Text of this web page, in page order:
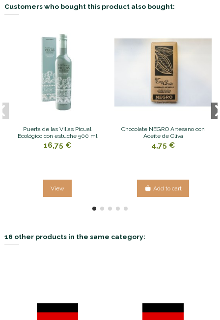
Customers who bought this product also bought:
Puerta de las Villas Picual
Ecológico con estuche 500 ml
16,75 €
View
Chocolate NEGRO Artesano con
Aceite de Oliva
4,75 €
Add to cart
16 other products in the same category: